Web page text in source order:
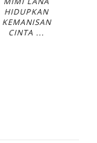
HIDUPKAN
KEMANISAN
CINTA ...